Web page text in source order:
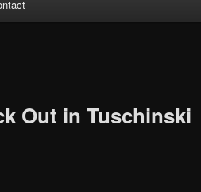
inhoud
Out in Tuschinski